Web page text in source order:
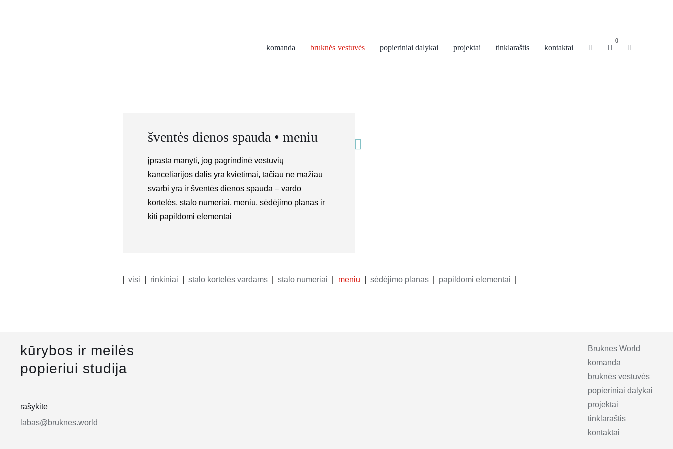
komanda
bruknės vestuvės popieriniai dalykai projektai tinklaraštis kontaktai
0
šventės dienos spauda • meniu
įprasta manyti, jog pagrindinė vestuvių
kanceliarijos dalis yra kvietimai, tačiau ne mažiau
svarbi yra ir šventės dienos spauda – vardo
kortelės, stalo numeriai, meniu, sėdėjimo planas ir
kiti papildomi elementai
visi rinkiniai stalo kortelės vardams stalo numeriai meniu sėdėjimo planas papildomi elementai
kūrybos ir meilės
popieriui studija
rašykite
labas@bruknes.world
Bruknes World
komanda
bruknės vestuvės
popieriniai dalykai
projektai
tinklaraštis
kontaktai